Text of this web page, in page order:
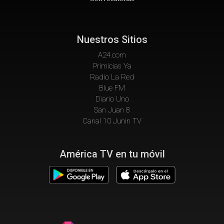
Nuestros Sitios
A24.com
Primicias Ya
Radio La Red
Blue FM
Diario Uno
San Juan 8
Canal 10 Junin TV
América TV en tu móvil